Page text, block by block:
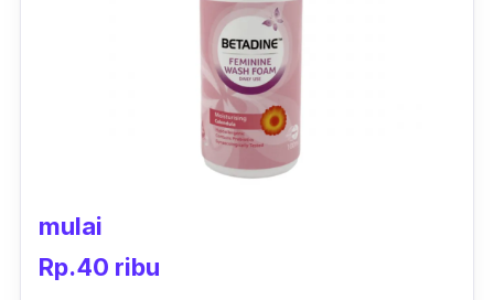
mulai
Rp.40 ribu